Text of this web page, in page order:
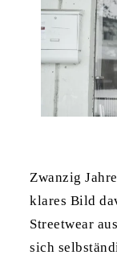
Zwanzig
klares Bild
Streetwear
sich